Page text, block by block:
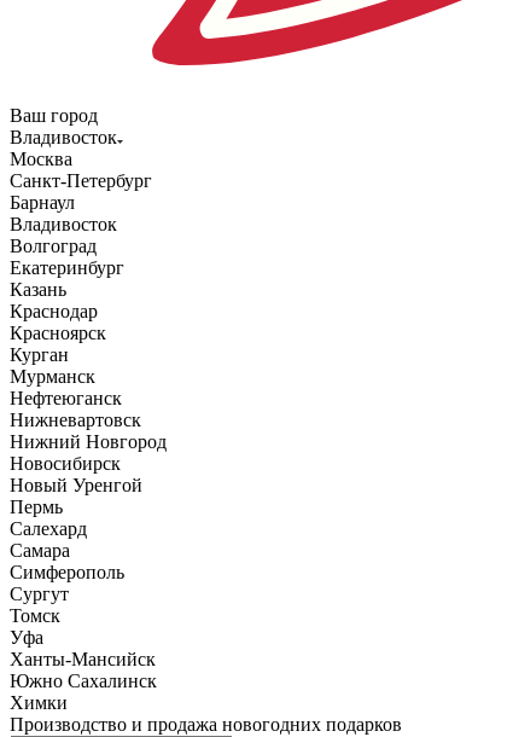
Ваш город
Владивосток
Москва
Санкт-Петербург
Барнаул
Владивосток
Волгоград
Екатеринбург
Казань
Краснодар
Красноярск
Курган
Мурманск
Нефтеюганск
Нижневартовск
Нижний Новгород
Новосибирск
Новый Уренгой
Пермь
Салехард
Самара
Симферополь
Сургут
Томск
Уфа
Ханты-Мансийск
Южно Сахалинск
Химки
Производство и продажа новогодних подарков